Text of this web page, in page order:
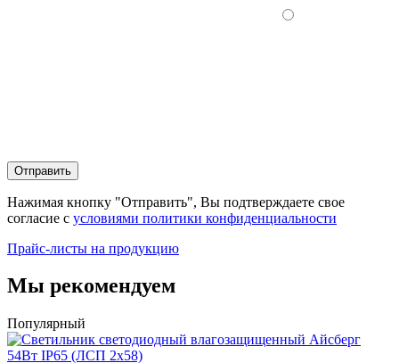
Отправить
Нажимая кнопку "Отправить", Вы подтверждаете свое
согласие с условиями политики конфиденциальности
Прайс-листы на продукцию
Мы рекомендуем
Популярный